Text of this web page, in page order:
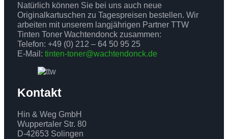
Natürlich können Sie bei uns auch neue
Originalkartuschen zu Tagespreisen bestellen. Wir
arbeiten mit unserem langjährigen Partner TTW
Tinten Toner Wachtendonck zusammen:
Telefon: +49 (0) 212 – 64 50 95 25
E-Mail: tinten-toner@wachtendonck.de
Kontakt
Hin & Weg GmbH
Wuppertaler Str. 80
D-42653 Solingen